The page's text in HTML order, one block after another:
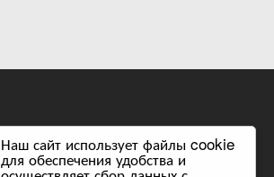
Наш сайт использует файлы cookie
для обеспечения удобства и
Следите за нами в соцсетях: